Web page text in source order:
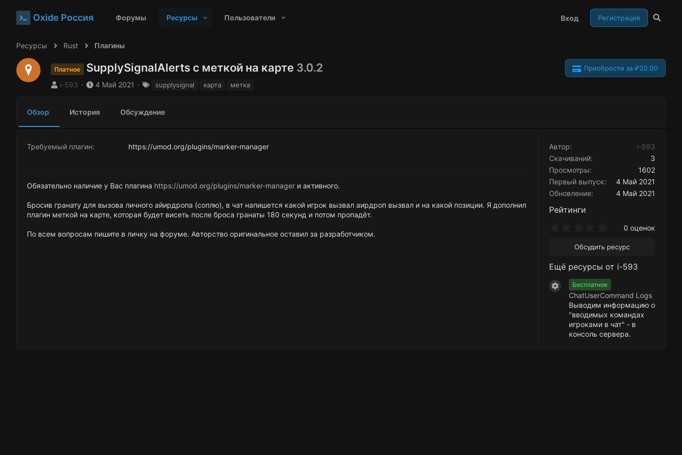
Oxide Россия Форумы Ресурсы Пользователи Вход Регистрация
Ресурсы Rust Плагины
Платное SupplySignalAlerts с меткой на карте 3.0.2 Приобрести за ₽20.00
А
i-593
Д
а
я
4 Май 2021
и
supplysignal карта метка
Обзор История Обсуждение
Требуемый плагин https://umod.org/plugins/marker-manager
Обязательно наличие у Вас плагина https://umod.org/plugins/marker-manager и активного.
Бросив гранату для вызова личного айирдропа (соплю), в чат напишется какой игрок вызвал аирдроп вызвал и на какой позиции. Я дополнил
плагин меткой на карте, которая будет висеть после броса гранаты 180 секунд и потом пропадёт.
По всем вопросам пишите в личку на форуме. Авторство оригинальное оставил за разработчиком.
Автор
i-593
Скачиваний
3
Просмотры
1602
Первый выпуск
4 Май 2021
Обновление
4 Май 2021
Рейтинги
0
в
з
д
0 оценок
Обсудить ресурс
Ещё ресурсы от i-593
Иконка ресурса
Бесплатное
ChatUserCommand Logs
Выводим информацию о
"вводимых командах
игроками в чат" - в
консоль сервера.